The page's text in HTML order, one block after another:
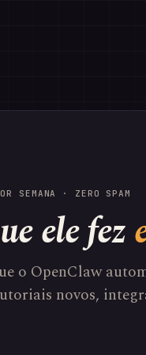
SEMANA · ZERO SPAM
ele fez
o OpenClaw
novos,